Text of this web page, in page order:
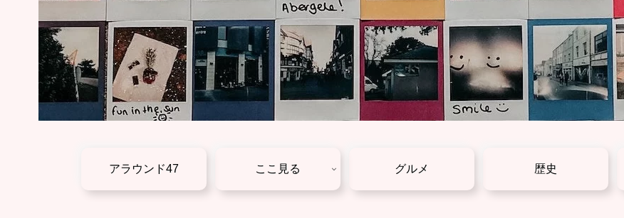
アラウンド47 ここ見る グルメ 歴史